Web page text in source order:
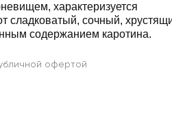
характеризуется
сладковатый, сочный,
содержанием каротина.
офертой